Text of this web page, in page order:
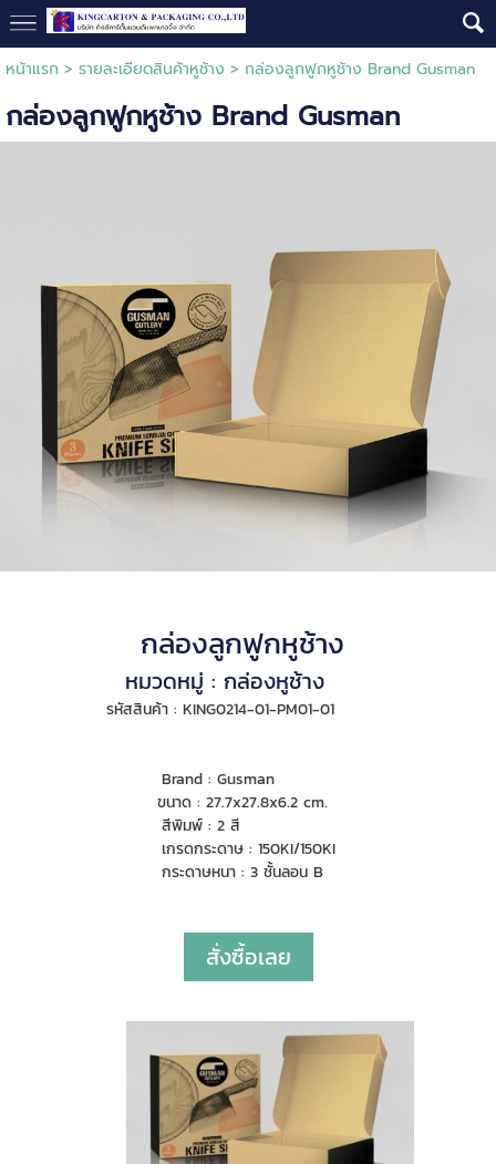
หน้าแรก > รายละเอียดสินค้าหูช้าง > กล่องลูกฟูกหูช้าง Brand Gusman
กล่องลูกฟูกหูช้าง Brand Gusman
กล่องลูกฟูกหูช้าง
หมวดหมู่ : กล่องหูช้าง
รหัสสินค้า : KING0214-01-PM01-01
Brand : Gusman
ขนาด : 27.7x27.8x6.2 cm.
สีพิมพ์ : 2 สี
เกรดกระดาษ : 150KI/150KI
กระดาษหนา : 3 ชั้นลอน B
สั่งซื้อเลย